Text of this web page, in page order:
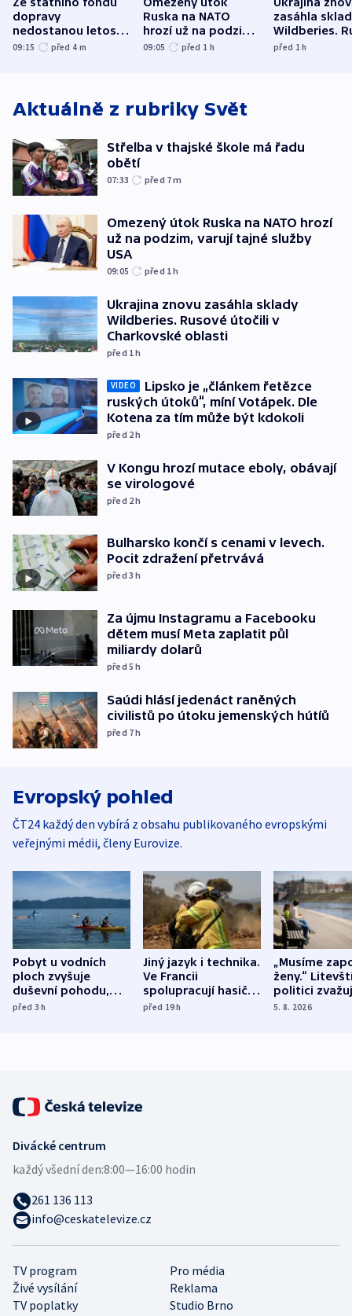
Ze státního fondu
dopravy
nedostanou letos
kraje na silnice ani
09:15 před 4 m
Omezený útok
Ruska na NATO
hrozí už na podzim,
varují tajné služby
09:05 před 1 h
Ukrajina
zasáhla
Wildberies.
útočili v
před 1h
Aktuálně z rubriky Svět
Střelba v thajské škole má řadu
obětí
07:33 před 7m
Omezený útok Ruska na NATO hrozí
už na podzim, varují tajné služby
USA
09:05 před 1h
Ukrajina znovu zasáhla sklady
Wildberies. Rusové útočili v
Charkovské oblasti
před 1h
VIDEO
Lipsko je „článkem řetězce
ruských útoků“, míní Votápek. Dle
Kotena za tím může být kdokoli
před 2h
V Kongu hrozí mutace eboly, obávají
se virologové
před 2h
Bulharsko končí s cenami v levech.
Pocit zdražení přetrvává
před 3h
Za újmu Instagramu a Facebooku
dětem musí Meta zaplatit půl
miliardy dolarů
před 5h
Saúdi hlásí jedenáct raněných
civilistů po útoku jemenských hútíů
před 7h
Evropský pohled
ČT24 každý den vybírá z obsahu publikovaného evropskými
veřejnými médii, členy Eurovize.
Pobyt u vodních
ploch zvyšuje
duševní pohodu,
ukázala
před 3h
Jiný jazyk i technika.
Ve Francii
spolupracují hasiči z
různých zemí
před 19h
„Musíme
ženy.“
politici
dohodu o
5. 8. 2026
TV program
Pro média
Živé vysílání
Reklama
TV poplatky
Studio Brno
Divácké centrum
každý všední den:8:00—16:00 hodin
261 136 113
info@ceskatelevize.cz